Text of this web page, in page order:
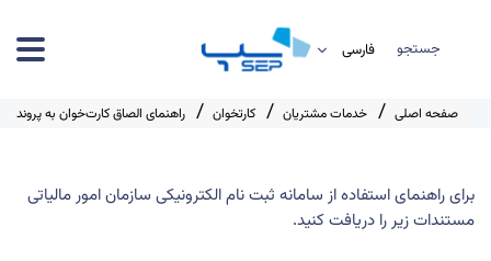
جستجو
صفحه اصلی خدمات مشتریان کارتخوان راهنمای الصاق کارت‌خوان به پرونده
برای راهنمای استفاده از سامانه ثبت نام الکترونیکی سازمان امور مالیاتی
مستندات زیر را دریافت کنید.